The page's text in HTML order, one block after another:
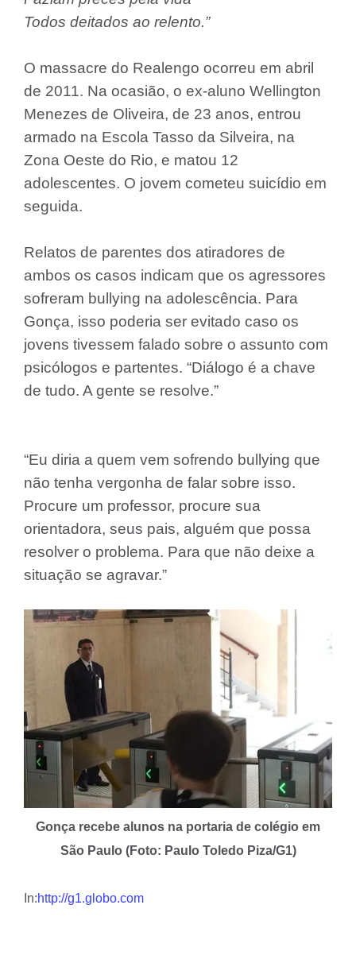
Todos deitados ao relento.”
O massacre do Realengo ocorreu em abril
de 2011. Na ocasião, o ex-aluno Wellington
Menezes de Oliveira, de 23 anos, entrou
armado na Escola Tasso da Silveira, na
Zona Oeste do Rio, e matou 12
adolescentes. O jovem cometeu suicídio em
seguida.
Relatos de parentes dos atiradores de
ambos os casos indicam que os agressores
sofreram bullying na adolescência. Para
Gonça, isso poderia ser evitado caso os
jovens tivessem falado sobre o assunto com
psicólogos e partentes. “Diálogo é a chave
de tudo. A gente se resolve.”
“Eu diria a quem vem sofrendo bullying que
não tenha vergonha de falar sobre isso.
Procure um professor, procure sua
orientadora, seus pais, alguém que possa
resolver o problema. Para que não deixe a
situação se agravar.”
Gonça recebe alunos na portaria de colégio em
São Paulo (Foto: Paulo Toledo Piza/G1)
In:http://g1.globo.com